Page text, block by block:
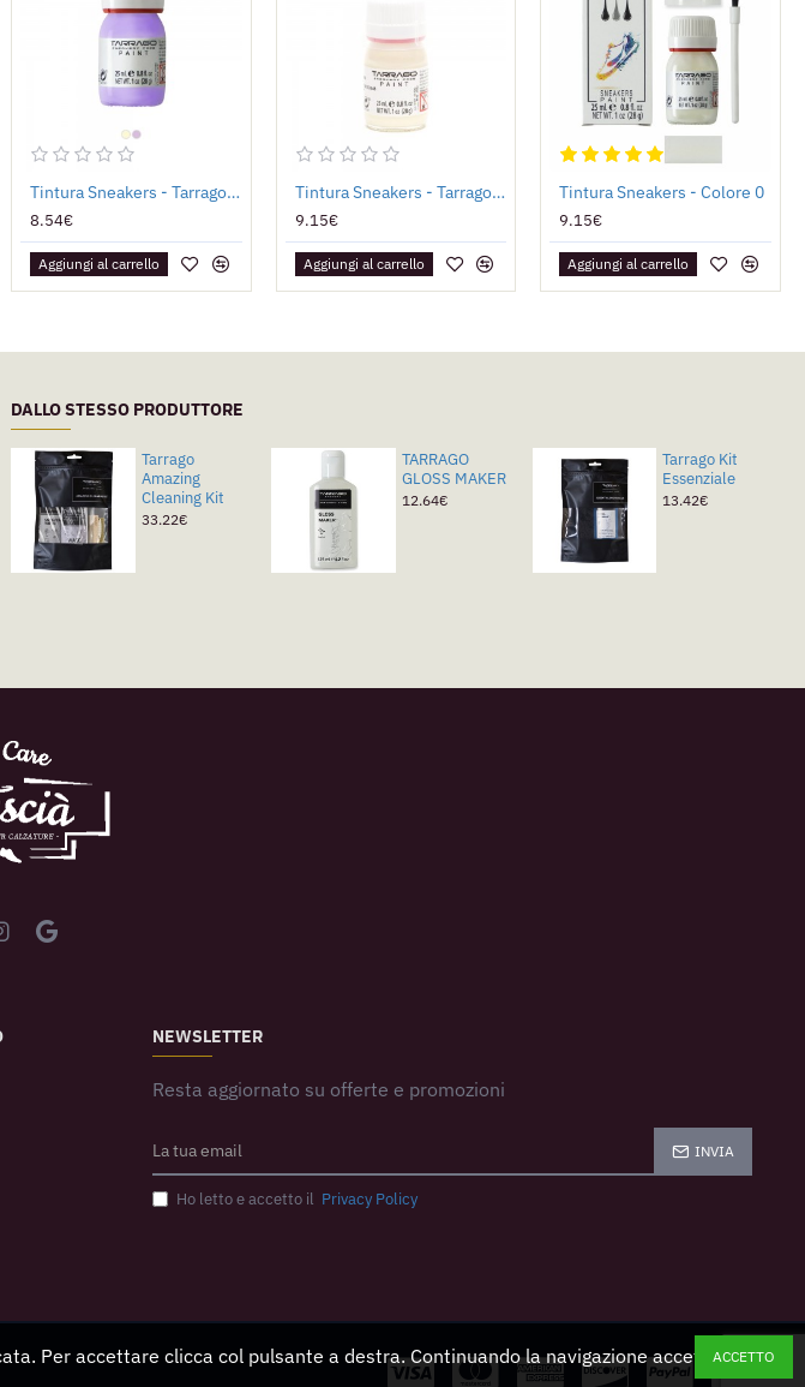
Tintura Sneakers - Tarrago Paint FOTOCROMATICI
8.54€
Aggiungi al carrello
Tintura Sneakers - Tarrago Paint FOSFORESCENTE
9.15€
Aggiungi al carrello
Tintura Sneakers - Colore 0
9.15€
Aggiungi al carrello
DALLO STESSO PRODUTTORE
Tarrago
Amazing
Cleaning Kit
33.22€
TARRAGO
GLOSS MAKER
12.64€
Tarrago Kit
Essenziale
13.42€
NEWSLETTER
Resta aggiornato su offerte e promozioni
INVIA
Ho letto e accetto il Privacy Policy
ACCETTO
Per accettare clicca col pulsante a destra. Continuando la navigazione accetti